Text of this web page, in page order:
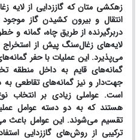
زهکشی متان که گاززدایی از لایه
انتقال و بیرون کشیدن گاز
دربرگیرنده از طریق چاه، گمانه و
لایه‌های زغال‌سنگ پیش از
می‌پذیرد. این عملیات با حفر
گمانه‌های قایم به داخل منطقه
جهت‌دار و نیز گمانه‌های تقاطعی به
است. عواملی زیادی بر انتخاب
هستند که به دو دسته عوامل
تقسیم می‌شوند. این عوامل
ترکیبی از روش‌های گاززدایی